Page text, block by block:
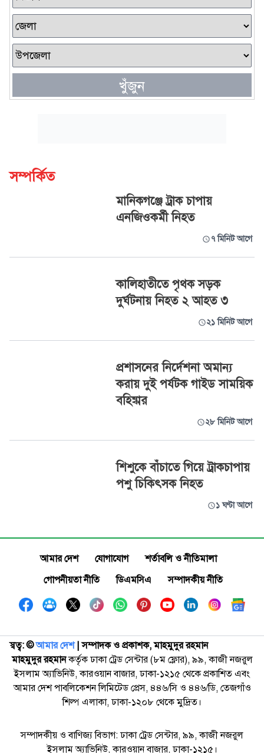
খুঁজুন
সম্পর্কিত
মানিকগঞ্জে ট্রাক চাপায়
এনজিওকর্মী নিহত
৭ মিনিট আগে
কালিহাতীতে পৃথক সড়ক
দুর্ঘটনায় নিহত ২ আহত ৩
২১ মিনিট আগে
প্রশাসনের নির্দেশনা অমান্য
করায় দুই পর্যটক গাইড সাময়িক
বহিষ্কার
২৮ মিনিট আগে
শিশুকে বাঁচাতে গিয়ে ট্রাকচাপায়
পশু চিকিৎসক নিহত
১ ঘণ্টা আগে
আমার দেশ যোগাযোগ
শর্তাবলি ও নীতিমালা
গোপনীয়তা নীতি
ডিএমসিএ সম্পাদকীয় নীতি
স্বত্ব: ©️আমার দেশ| সম্পাদক ও প্রকাশক, মাহমুদুর রহমান
মাহমুদুর রহমানকর্তৃক ঢাকা ট্রেড সেন্টার (৮ম ফ্লোর), ৯৯, কাজী নজরুল
ইসলাম অ্যাভিনিউ, কারওয়ান বাজার, ঢাকা-১২১৫ থেকে প্রকাশিত এবং
আমার দেশ পাবলিকেশন লিমিটেড প্রেস, ৪৪৬/সি ও ৪৪৬/ডি, তেজগাঁও
শিল্প এলাকা, ঢাকা-১২০৮ থেকে মুদ্রিত।
সম্পাদকীয় ও বাণিজ্য বিভাগ: ঢাকা ট্রেড সেন্টার, ৯৯, কাজী নজরুল
ইসলাম অ্যাভিনিউ, কারওয়ান বাজার, ঢাকা-১২১৫।